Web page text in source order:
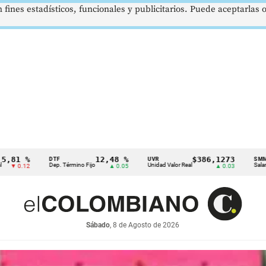
Fijo
12,48 %
▲ 0.05
UVR
Unidad Valor Real
$386,1273
▲ 0.03
SMMLV
Salario Mínimo
Sábado, 8 de Agosto de 2026
estadísticos, funcionales y publicitarios. Puede aceptarlas